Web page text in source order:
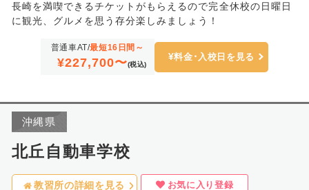
長崎を満喫できるチケットがもらえるので完全休校の日曜日
に観光、グルメを思う存分楽しみましょう！
普通車AT/最短16日間～
¥227,700〜(税込)
料金･入校日を見る
沖縄県
北丘自動車学校
教習所の詳細を見る お気に入り登録